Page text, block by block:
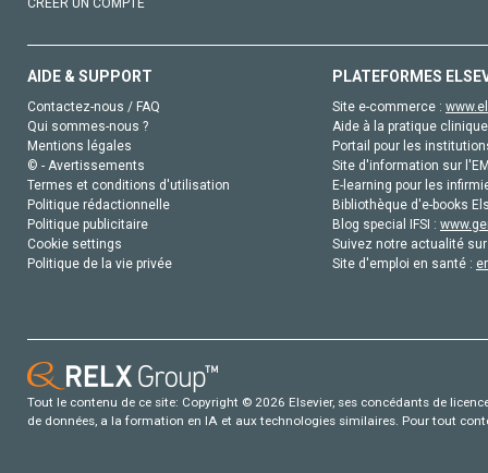
CRÉER UN COMPTE
AIDE & SUPPORT
Contactez-nous / FAQ
Qui sommes-nous ?
Mentions légales
© - Avertissements
Termes et conditions d'utilisation
Politique rédactionnelle
Politique publicitaire
Cookie settings
Politique de la vie privée
PLATEFORMES
Site e-commerce :
Aide à la pratique
Portail pour les
Site d'information sur
E-learning pour les
Bibliothèque d'e-books
Blog special IFSI :
Suivez notre actualité
Site d'emploi en santé :
Tout le contenu de ce site: Copyright © 2026 Elsevier, ses concédants de
de données, a la formation en IA et aux technologies similaires. Pour tout